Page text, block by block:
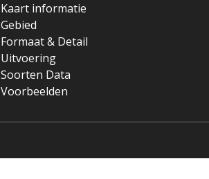
Kaart informatie
Gebied
Formaat & Detail
Uitvoering
Soorten Data
Voorbeelden